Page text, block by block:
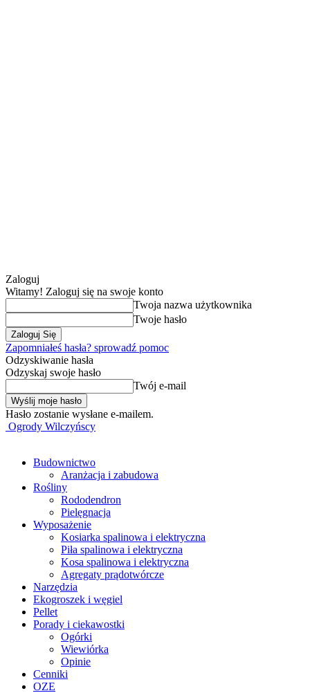
Zaloguj
Witamy! Zaloguj się na swoje konto
Twoja nazwa użytkownika
Twoje hasło
Zapomniałeś hasła? sprowadź pomoc
Odzyskiwanie hasła
Odzyskaj swoje hasło
Twój e-mail
Hasło zostanie wysłane e-mailem.
Ogrody Wilczyńscy
Budownictwo
Aranżacja i zabudowa
Rośliny
Rododendron
Pielęgnacja
Wyposażenie
Kosiarka spalinowa i elektryczna
Piła spalinowa i elektryczna
Kosa spalinowa i elektryczna
Agregaty prądotwórcze
Narzędzia
Ekogroszek i węgiel
Pellet
Porady i ciekawostki
Ogórki
Wiewiórka
Opinie
Cenniki
OZE